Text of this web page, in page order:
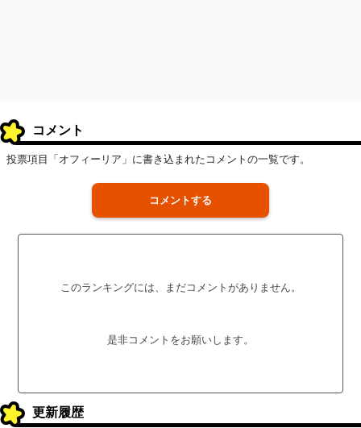
コメント
投票項目「オフィーリア」に書き込まれたコメントの一覧です。
コメントする
このランキングには、まだコメントがありません。
是非コメントをお願いします。
更新履歴